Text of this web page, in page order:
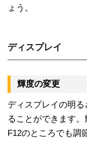
ょう。
ディスプレイ
輝度の変更
ディスプレイの明
ることができます。
F12のところでも調